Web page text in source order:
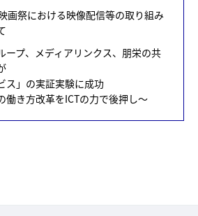
画祭における映像配信等の取り組み
ープ、メディアリンクス、朋栄の共
ス」の実証実験に成功
働き方改革をICTの力で後押し～